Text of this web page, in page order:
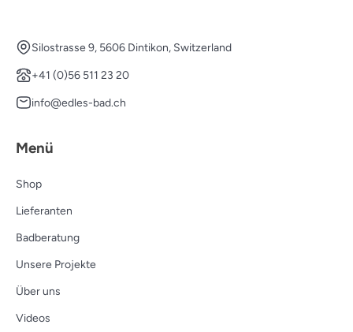
Silostrasse 9, 5606 Dintikon, Switzerland
+41 (0)56 511 23 20
info@edles-bad.ch
Menü
Shop
Lieferanten
Badberatung
Unsere Projekte
Über uns
Videos